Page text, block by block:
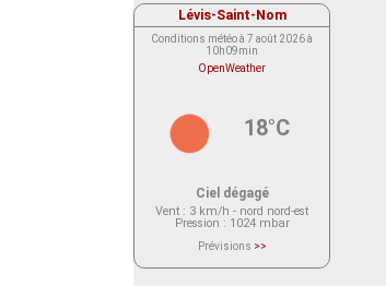
Lévis-Saint-Nom
Conditions météo à 7 août 2026 à
10h09min
OpenWeather
18°C
Ciel dégagé
Vent : 3 km/h - nord nord-est
Pression : 1024 mbar
Prévisions >>
actuellement aucune prévision